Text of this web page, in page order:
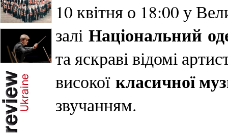
10 квітня о 18:00 у
залі Національний
та яскраві відомі
високої класичної
звучанням.